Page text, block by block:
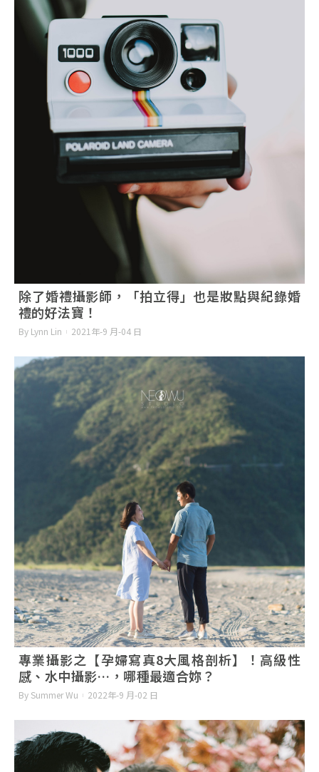
除了婚禮攝影師，「拍立得」也是妝點與紀錄婚
禮的好法寶！
By Lynn Lin 2021年-9 月-04 日
專業攝影之【孕婦寫真8大風格剖析】！高級性
感、水中攝影…，哪種最適合妳？
By Summer Wu 2022年-9 月-02 日